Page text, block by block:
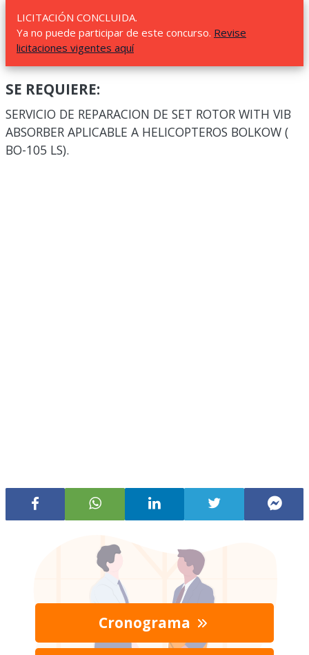
LICITACIÓN CONCLUIDA.
Ya no puede participar de este concurso. Revise
licitaciones vigentes aquí
SE REQUIERE:
SERVICIO DE REPARACION DE SET ROTOR WITH VIB
ABSORBER APLICABLE A HELICOPTEROS BOLKOW (
BO-105 LS).
Cronograma